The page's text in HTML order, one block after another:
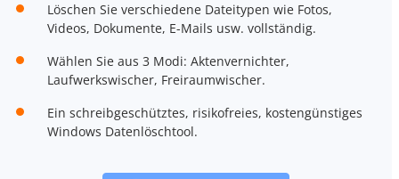
Löschen Sie verschiedene Dateitypen wie Fotos,
Videos, Dokumente, E-Mails usw. vollständig.
Wählen Sie aus 3 Modi: Aktenvernichter,
Laufwerkswischer, Freiraumwischer.
Ein schreibgeschütztes, risikofreies, kostengünstiges
Windows Datenlöschtool.